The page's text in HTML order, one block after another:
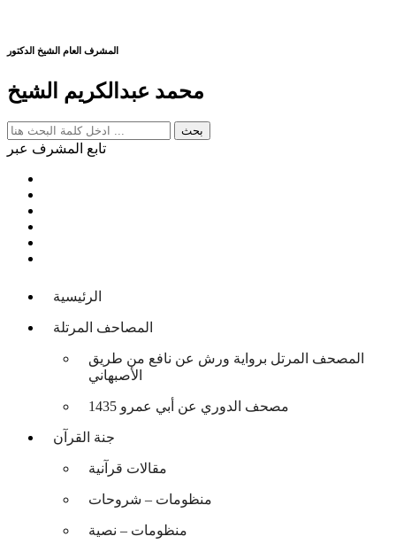
المشرف العام الشيخ الدكتور
محمد عبدالكريم الشيخ
تابع المشرف عبر
الرئيسية
المصاحف المرتلة
المصحف المرتل برواية ورش عن نافع من طريق
الأصبهاني
مصحف الدوري عن أبي عمرو 1435
جنة القرآن
مقالات قرآنية
منظومات – شروحات
منظومات – نصية